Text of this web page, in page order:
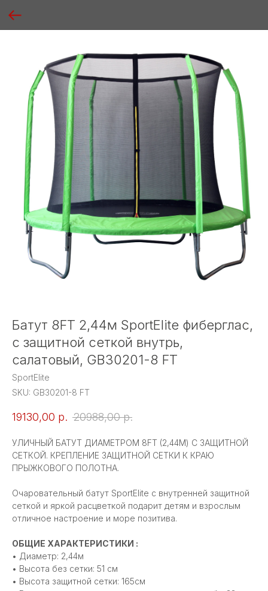
Батут 8FT 2,44м SportElite фиберглас,
с защитной сеткой внутрь,
салатовый, GB30201-8 FT
SportElite
SKU: GB30201-8 FT
19130,00 р. 20988,00 р.
УЛИЧНЫЙ БАТУТ ДИАМЕТРОМ 8FT (2,44М) С ЗАЩИТНОЙ
СЕТКОЙ. КРЕПЛЕНИЕ ЗАЩИТНОЙ СЕТКИ К КРАЮ
ПРЫЖКОВОГО ПОЛОТНА.
Очаровательный батут SportElite с внутренней защитной
сеткой и яркой расцветкой подарит детям и взрослым
отличное настроение и море позитива.
ОБЩИЕ ХАРАКТЕРИСТИКИ :
• Диаметр: 2,44м
• Высота без сетки: 51 см
• Высота защитной сетки: 165см